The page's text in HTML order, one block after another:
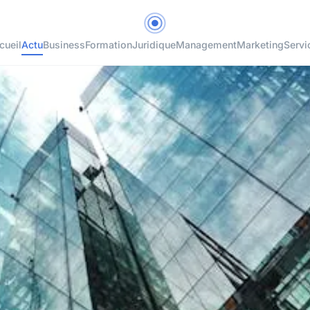
ActuBusinessFormationJuridiqueManagementMarketing